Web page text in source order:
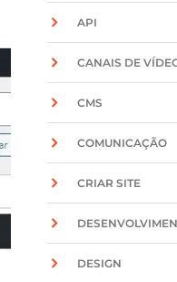
API
CANAIS DE
CMS
COMUNICAÇÃO
CRIAR SITE
DESIGN